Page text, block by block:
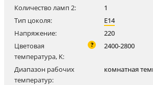
Количество ламп 2:
1
Тип цоколя:
E14
Напряжение:
220
Цветовая
температура, K:
? 2400-2800
Диапазон рабочих
температур:
комнатная